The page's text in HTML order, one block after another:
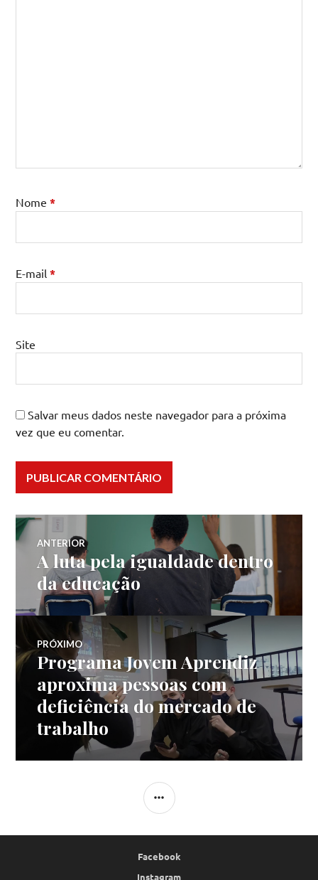
Nome*
E-mail*
Site
Salvar meus dados neste navegador para a próxima
vez que eu comentar.
Navegação
de
Post
ANTERIOR
Post
anterior:
A luta pela igualdade dentro
da educação
PRÓXIMO
Próximo
Programa Jovem Aprendiz
aproxima pessoas com
deficiência do mercado de
trabalho
LATERAL
Facebook
Instagram